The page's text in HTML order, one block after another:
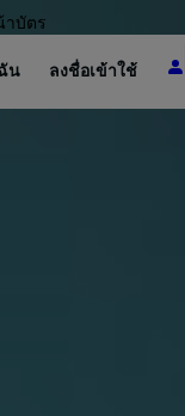
าบัตร
น ลงชื่อเข้าใช้